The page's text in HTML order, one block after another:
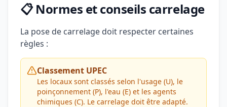
📋 Normes et conseils carrelage
La pose de carrelage doit respecter certaines
règles :
Classement UPEC
Les locaux sont classés selon l'usage (U), le
poinçonnement (P), l'eau (E) et les agents
chimiques (C). Le carrelage doit être adapté.